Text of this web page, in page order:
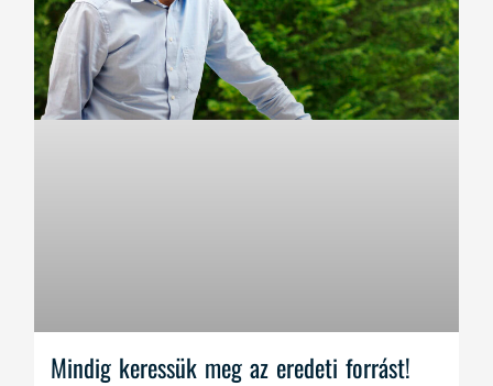
Mindig keressük meg az eredeti forrást!